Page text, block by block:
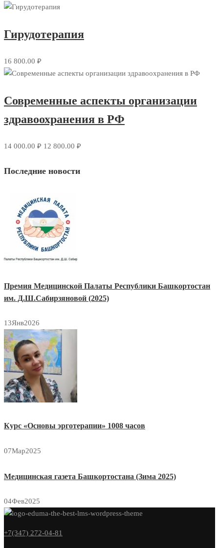
Гирудотерапия
16 800.00 ₽
Современные аспекты организации
здравоохранения в РФ
14 000.00 ₽ 12 800.00 ₽
Последние новости
Премия Медицинской Палаты Республики Башкортостан
им. Д.Ш.Сабирзяновой (2025)
13Янв2026
Курс «Основы эрготерапии» 1008 часов
07Мар2025
Медицинская газета Башкортостана (Зима 2025)
04Фев2025
+7(347) 272-04-81